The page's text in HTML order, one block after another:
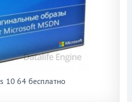
10 64 бесплатно